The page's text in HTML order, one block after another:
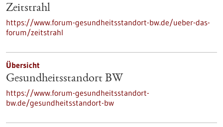
Zeitstrahl
https://www.forum-gesundheitsstandort-bw.de/ueber-das-
forum/zeitstrahl
Übersicht
Gesundheitsstandort BW
https://www.forum-gesundheitsstandort-
bw.de/gesundheitsstandort-bw